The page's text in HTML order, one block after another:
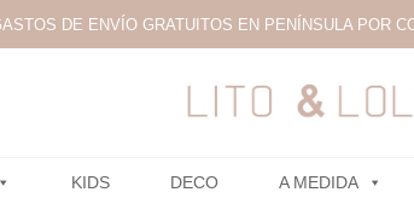
DE ENVÍO GRATUITOS EN PENÍNSULA POR
KIDS DECO A MEDIDA